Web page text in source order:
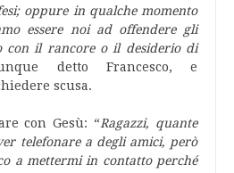
oppure in qualche momento
essere noi ad offendere gli
con il rancore o il desiderio di
detto Francesco, e
scusa.
con Gesù: “Ragazzi, quante
telefonare a degli amici, però
a mettermi in contatto perché